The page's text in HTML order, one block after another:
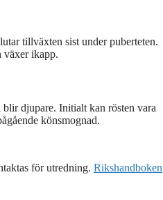
tillväxten sist under puberteten.
växer ikapp.
djupare. Initialt kan rösten vara
könsmognad.
för utredning. Rikshandboken